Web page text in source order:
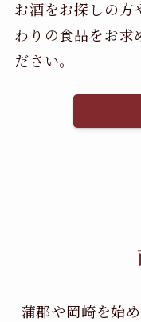
お酒をお探しの方
わりの食品をお求
ださい。
蒲郡や岡崎を始